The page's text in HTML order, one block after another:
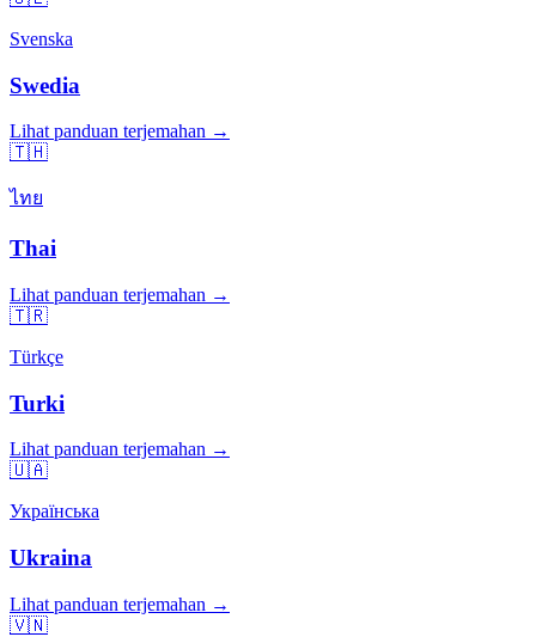
Svenska
Swedia
Lihat panduan terjemahan →
🇹🇭
ไทย
Thai
Lihat panduan terjemahan →
🇹🇷
Türkçe
Turki
Lihat panduan terjemahan →
🇺🇦
Українська
Ukraina
Lihat panduan terjemahan →
🇻🇳